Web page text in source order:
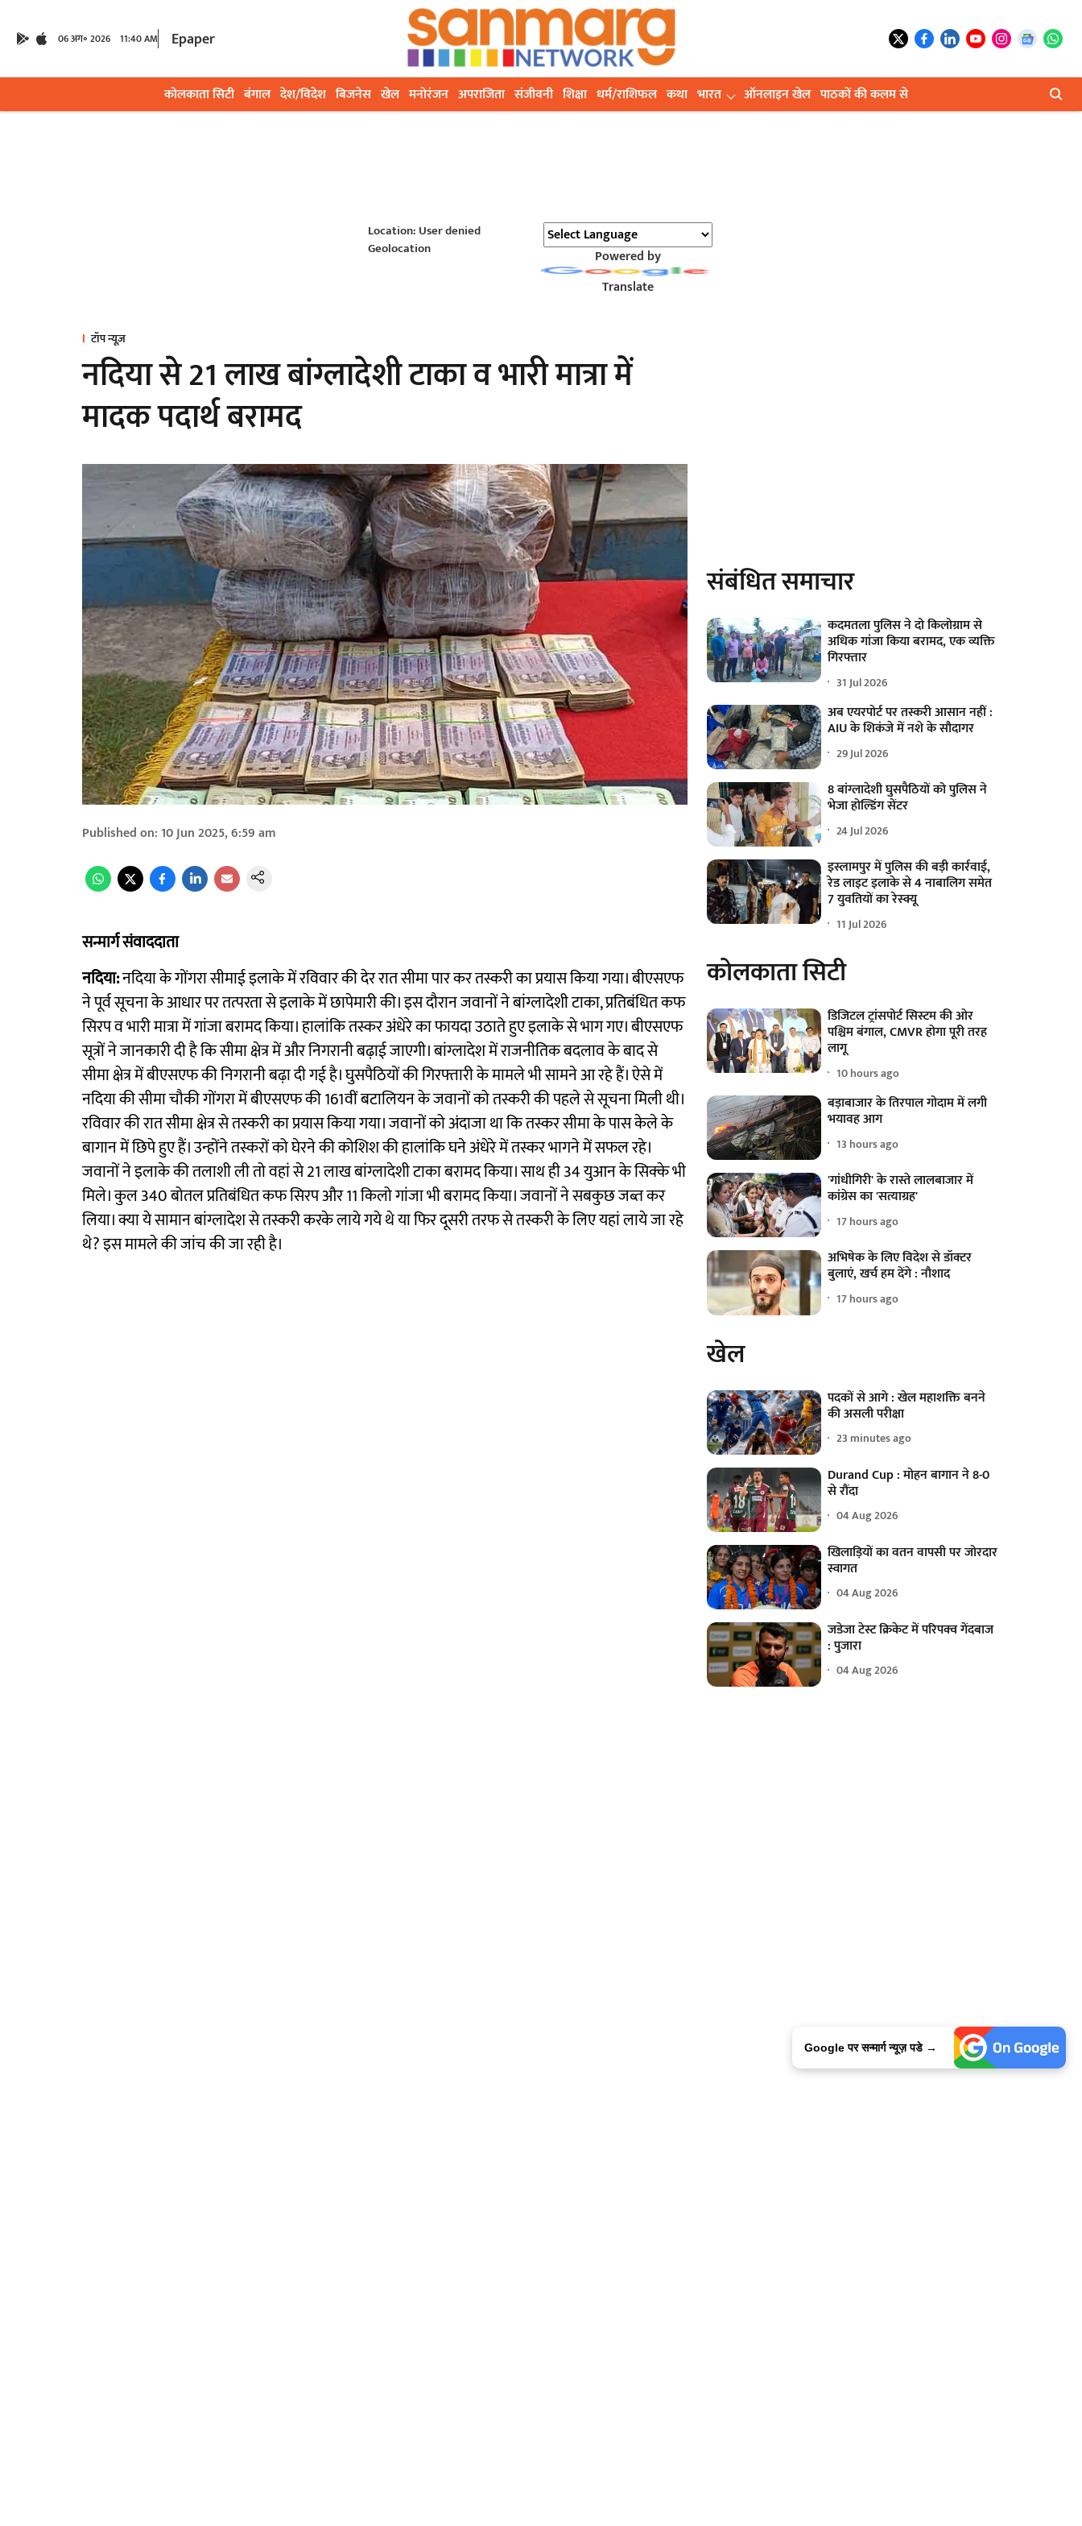
06 अग॰ 2026 11:40 AM Epaper
कोलकाता सिटी बंगाल देश/विदेश बिजनेस खेल मनोरंजन अपराजिता संजीवनी शिक्षा धर्म/राशिफल कथा भारत ऑनलाइन खेल पाठकों की कलम से
Location: User denied
Geolocation
Powered by
Translate
टॉप न्यूज़
नदिया से 21 लाख बांग्लादेशी टाका व भारी मात्रा में
मादक पदार्थ बरामद
Published on: 10 Jun 2025, 6:59 am
सन्मार्ग संवाददाता
नदिया:नदिया के गोंगरा सीमाई इलाके में रविवार की देर रात सीमा पार कर तस्करी का प्रयास किया गया। बीएसएफ
ने पूर्व सूचना के आधार पर तत्परता से इलाके में छापेमारी की। इस दौरान जवानों ने बांग्लादेशी टाका, प्रतिबंधित कफ
सिरप व भारी मात्रा में गांजा बरामद किया। हालांकि तस्कर अंधेरे का फायदा उठाते हुए इलाके से भाग गए। बीएसएफ
सूत्रों ने जानकारी दी है कि सीमा क्षेत्र में और निगरानी बढ़ाई जाएगी। बांग्लादेश में राजनीतिक बदलाव के बाद से
सीमा क्षेत्र में बीएसएफ की निगरानी बढ़ा दी गई है। घुसपैठियों की गिरफ्तारी के मामले भी सामने आ रहे हैं। ऐसे में
नदिया की सीमा चौकी गोंगरा में बीएसएफ की 161वीं बटालियन के जवानों को तस्करी की पहले से सूचना मिली थी।
रविवार की रात सीमा क्षेत्र से तस्करी का प्रयास किया गया। जवानों को अंदाजा था कि तस्कर सीमा के पास केले के
बागान में छिपे हुए हैं। उन्होंने तस्करों को घेरने की कोशिश की हालांकि घने अंधेरे में तस्कर भागने में सफल रहे।
जवानों ने इलाके की तलाशी ली तो वहां से 21 लाख बांग्लादेशी टाका बरामद किया। साथ ही 34 युआन के सिक्के भी
मिले। कुल 340 बोतल प्रतिबंधित कफ सिरप और 11 किलो गांजा भी बरामद किया। जवानों ने सबकुछ जब्त कर
लिया। क्या ये सामान बांग्लादेश से तस्करी करके लाये गये थे या फिर दूसरी तरफ से तस्करी के लिए यहां लाये जा रहे
थे? इस मामले की जांच की जा रही है।
संबंधित समाचार
कदमतला पुलिस ने दो किलोग्राम से
अधिक गांजा किया बरामद, एक व्यक्ति
गिरफ्तार
31 Jul 2026
अब एयरपोर्ट पर तस्करी आसान नहीं :
AIU के शिकंजे में नशे के सौदागर
29 Jul 2026
8 बांग्लादेशी घुसपैठियों को पुलिस ने
भेजा होल्डिंग सेंटर
24 Jul 2026
इस्लामपुर में पुलिस की बड़ी कार्रवाई,
रेड लाइट इलाके से 4 नाबालिग समेत
7 युवतियों का रेस्क्यू
11 Jul 2026
कोलकाता सिटी
डिजिटल ट्रांसपोर्ट सिस्टम की ओर
पश्चिम बंगाल, CMVR होगा पूरी तरह
लागू
10 hours ago
बड़ाबाजार के तिरपाल गोदाम में लगी
भयावह आग
13 hours ago
'गांधीगिरी' के रास्ते लालबाजार में
कांग्रेस का 'सत्याग्रह'
17 hours ago
अभिषेक के लिए विदेश से डॉक्टर
बुलाएं, खर्च हम देंगे : नौशाद
17 hours ago
खेल
पदकों से आगे : खेल महाशक्ति बनने
की असली परीक्षा
23 minutes ago
Durand Cup : मोहन बागान ने 8-0
से रौंदा
04 Aug 2026
खिलाड़ियों का वतन वापसी पर जोरदार
स्वागत
04 Aug 2026
जडेजा टेस्ट क्रिकेट में परिपक्व गेंदबाज
: पुजारा
04 Aug 2026
Google पर सन्मार्ग न्यूज़ पडे →